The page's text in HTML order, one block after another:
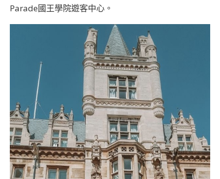
Parade國王學院遊客中心。